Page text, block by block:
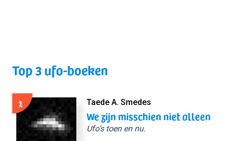
Top 3 ufo-boeken
1 Taede A. Smedes
We zijn misschien niet alleen
Ufo’s toen en nu.